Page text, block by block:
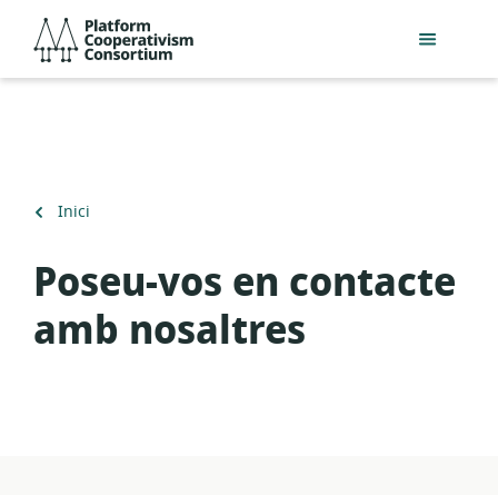
contingut
Consortium
Torna
Inici
Poseu-vos en contacte
amb nosaltres